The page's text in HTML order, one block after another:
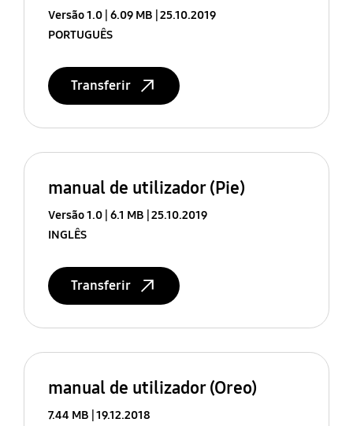
Versão 1.0 6.09 MB 25.10.2019
PORTUGUÊS
Transferir
manual de utilizador (Pie)
Versão 1.0 6.1 MB 25.10.2019
INGLÊS
Transferir
manual de utilizador (Oreo)
7.44 MB 19.12.2018